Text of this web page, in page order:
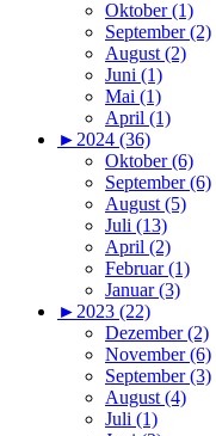
Oktober (1)
September (2)
August (2)
Juni (1)
Mai (1)
April (1)
►2024 (36)
Oktober (6)
September (6)
August (5)
Juli (13)
April (2)
Februar (1)
Januar (3)
►2023 (22)
Dezember (2)
November (6)
September (3)
August (4)
Juli (1)